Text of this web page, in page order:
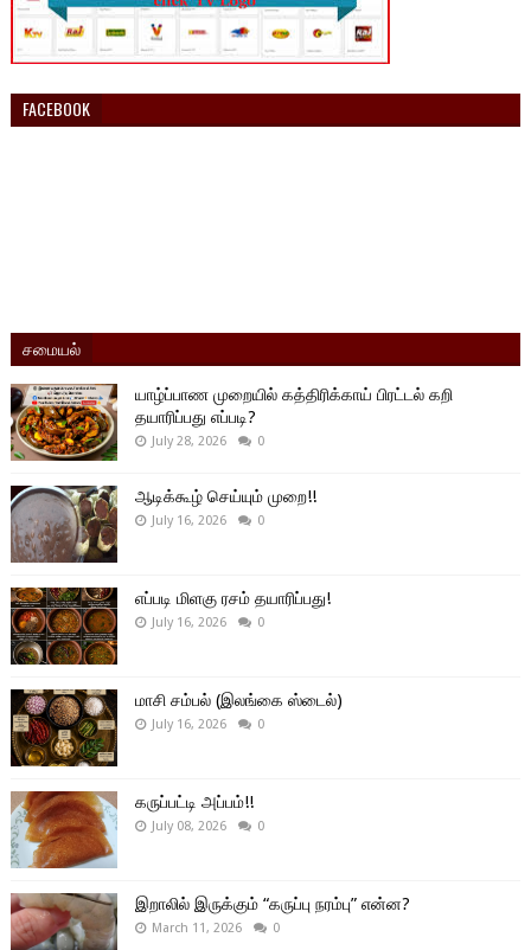
FACEBOOK
சமையல்
யாழ்ப்பாண முறையில் கத்திரிக்காய் பிரட்டல் கறி
தயாரிப்பது எப்படி?
July 28, 2026 0
ஆடிக்கூழ் செய்யும் முறை!!
July 16, 2026 0
எப்படி மிளகு ரசம் தயாரிப்பது!
July 16, 2026 0
மாசி சம்பல் (இலங்கை ஸ்டைல்)
July 16, 2026 0
கருப்பட்டி அப்பம்!!
July 08, 2026 0
இறாலில் இருக்கும் “கருப்பு நரம்பு” என்ன?
March 11, 2026 0